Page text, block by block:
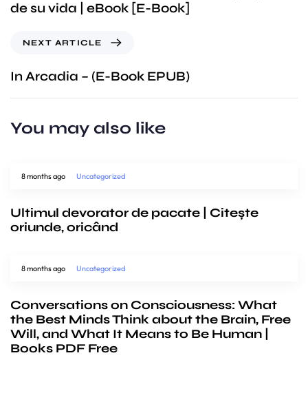
de su vida | eBook [E-Book]
NEXT ARTICLE
In Arcadia – (E-Book EPUB)
You may also like
8 months ago Uncategorized
Ultimul devorator de pacate | Citește
oriunde, oricând
8 months ago Uncategorized
Conversations on Consciousness: What
the Best Minds Think about the Brain, Free
Will, and What It Means to Be Human |
Books PDF Free